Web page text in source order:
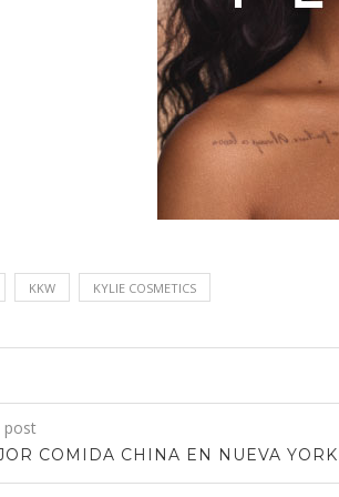
KKW KYLIE COSMETICS
post
COMIDA CHINA EN NUEVA YORK